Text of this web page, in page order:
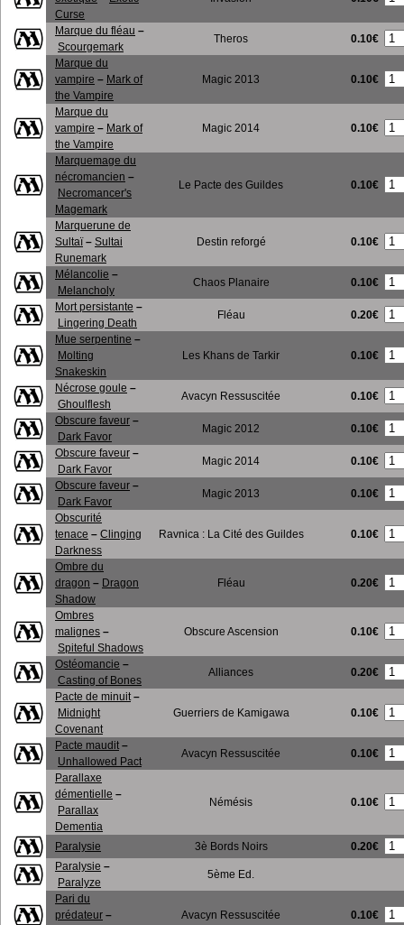
Curse
Marque du fléau –
Scourgemark
Theros 0.10€
Marque du
vampire – Mark of
the Vampire
Magic 2013 0.10€
Marque du
vampire – Mark of
the Vampire
Magic 2014 0.10€
Marquemage du
nécromancien –
Necromancer's
Magemark
Le Pacte des Guildes 0.10€
Marquerune de
Sultaï– Sultai
Runemark
Destin reforgé 0.10€
Mélancolie –
Melancholy
Chaos Planaire 0.10€
Mort persistante –
Lingering Death
Fléau 0.20€
Mue serpentine –
Molting
Snakeskin
Les Khans de Tarkir 0.10€
Nécrose goule –
Ghoulflesh
Avacyn Ressuscitée 0.10€
Obscure faveur –
Dark Favor
Magic 2012 0.10€
Obscure faveur –
Dark Favor
Magic 2014 0.10€
Obscure faveur –
Dark Favor
Magic 2013 0.10€
Obscurité
tenace – Clinging
Darkness
Ravnica : La Cité des Guildes 0.10€
Ombre du
dragon – Dragon
Shadow
Fléau 0.20€
Ombres
malignes –
Spiteful Shadows
Obscure Ascension 0.10€
Ostéomancie –
Casting of Bones
Alliances 0.20€
Pacte de minuit –
Midnight
Covenant
Guerriers de Kamigawa 0.10€
Pacte maudit –
Unhallowed Pact
Avacyn Ressuscitée 0.10€
Parallaxe
démentielle –
Parallax
Dementia
Némésis 0.10€
Paralysie 3è Bords Noirs
0.20€
Paralysie –
Paralyze
5ème Ed.
Pari du
prédateur –
Avacyn Ressuscitée 0.10€